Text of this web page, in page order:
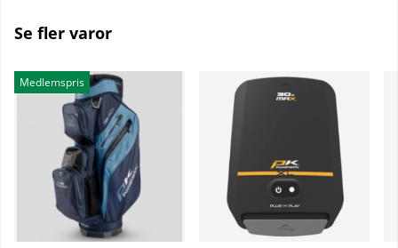
Se fler varor
Medlemspris